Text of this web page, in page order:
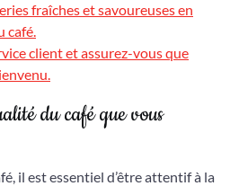
fraîches et savoureuses en
café.
client et assurez-vous que
du café que vous
il est essentiel d’être attentif à la